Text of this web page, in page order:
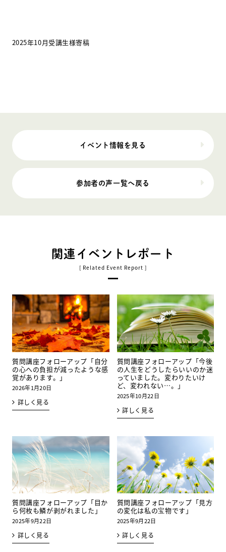
2025年10月受講生様寄稿
イベント情報を見る
参加者の声一覧へ戻る
関連イベントレポート
質問講座フォローアップ「自分
の心への負担が減ったような感
覚があります。」
2026年1月20日
詳しく見る
質問講座フォローアップ「今後
の人生をどうしたらいいのか迷
っていました。変わりたいけ
ど、変われない⋯。」
2025年10月22日
詳しく見る
質問講座フォローアップ「目か
ら何枚も鱗が剥がれました」
2025年9月22日
詳しく見る
質問講座フォローアップ「見方
の変化は私の宝物です」
2025年9月22日
詳しく見る